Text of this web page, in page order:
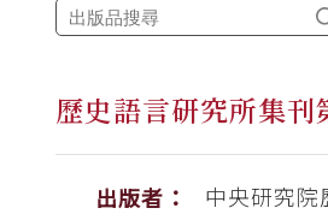
歷史語言研究所集
出版者：
中央研究院